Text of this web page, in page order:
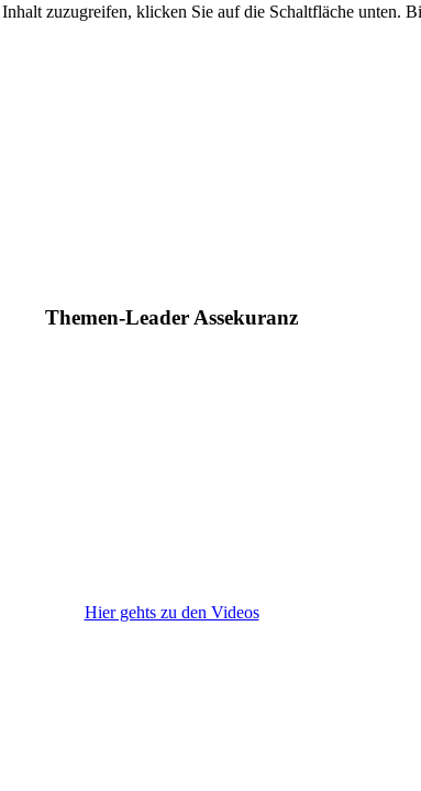
zuzugreifen, klicken Sie auf die Schaltfläche unten.
Themen-Leader Assekuranz
Hier gehts zu den Videos